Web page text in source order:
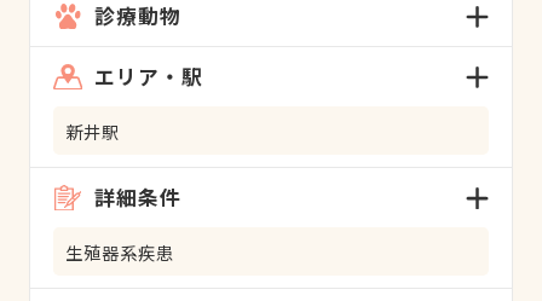
診療動物
エリア・駅
新井駅
詳細条件
生殖器系疾患